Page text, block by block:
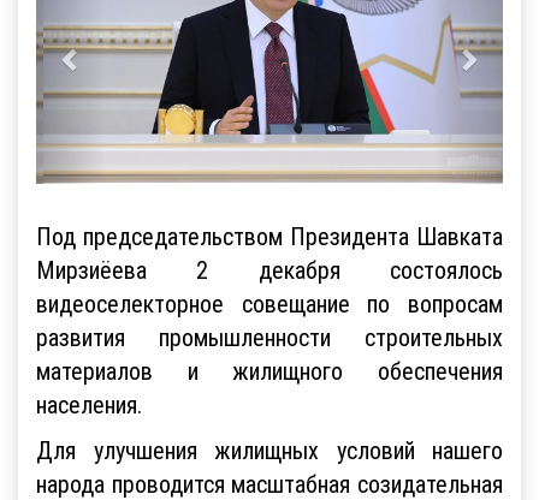
Под председательством Президента Шавката
Мирзиёева 2 декабря состоялось
видеоселекторное совещание по вопросам
развития промышленности строительных
материалов и жилищного обеспечения
населения.
Для улучшения жилищных условий нашего
народа проводится масштабная созидательная